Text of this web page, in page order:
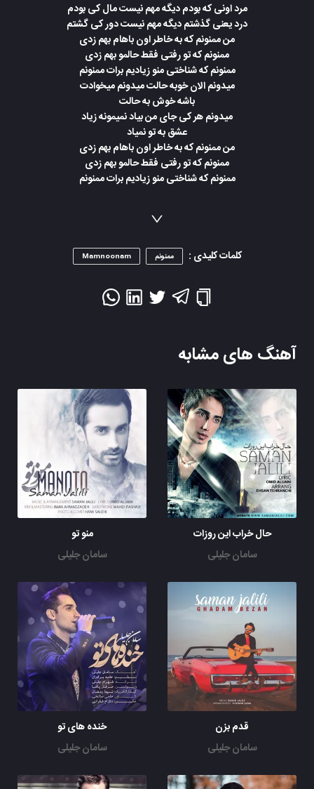
مرد اونی که بودم دیگه مهم نیست مال کی بودم
درد یعنی گذشتم دیگه مهم نیست دور کی گشتم
من ممنونم که به خاطر اون باهام بهم زدی
ممنونم که تو رفتی فقط حالمو بهم زدی
ممنونم که شناختی منو زیادیم برات ممنونم
میدونم الان خوبه حالت میدونم میخوادت
باشه خوش به حالت
میدونم هر کی جای من بیاد نمیمونه زیاد
عشق به تو نمیاد
من ممنونم که به خاطر اون باهام بهم زدی
ممنونم که تو رفتی فقط حالمو بهم زدی
ممنونم که شناختی منو زیادیم برات ممنونم
کلمات کلیدی : ممنونم Mamnoonam
آهنگ های مشابه
حال خراب این روزات
سامان جلیلی
منو تو
سامان جلیلی
قدم بزن
سامان جلیلی
خنده های تو
سامان جلیلی